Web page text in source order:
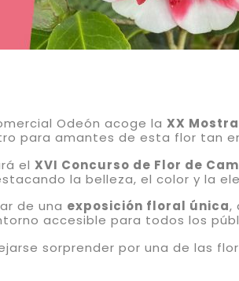
Odeón acoge la XX
para amantes de esta flor tan
el XVI Concurso de Flor de
la belleza, el color y la
de una exposición floral única,
accesible para todos los
sorprender por una de las